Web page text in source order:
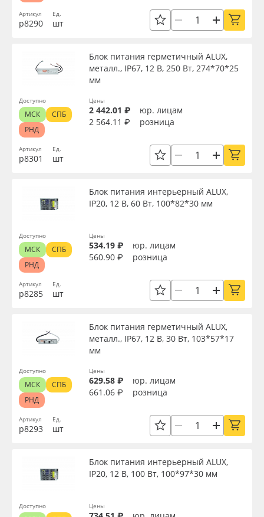
Артикул
р8290
Ед.
шт
Артикул
р8301
Блок питания герметичный ALUX,
металл., IP67, 12 В, 250 Вт, 274*70*25
мм
Ед.
шт
Цены
2 442.01 ₽
юр. лицам
2 564.11 ₽
розница
Доступно
МСК
СПБ
РНД
Артикул
р8285
Блок питания интерьерный ALUX,
IP20, 12 В, 60 Вт, 100*82*30 мм
Ед.
шт
Цены
534.19 ₽
юр. лицам
560.90 ₽
розница
Доступно
МСК
СПБ
РНД
Артикул
р8293
Блок питания герметичный ALUX,
металл., IP67, 12 В, 30 Вт, 103*57*17
мм
Ед.
шт
Цены
629.58 ₽
юр. лицам
661.06 ₽
розница
Доступно
МСК
СПБ
РНД
Блок питания интерьерный ALUX,
IP20, 12 В, 100 Вт, 100*97*30 мм
Цены
Доступно